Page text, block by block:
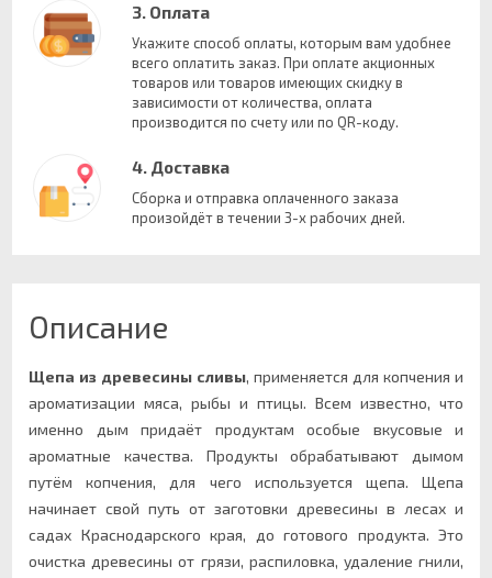
3. Оплата
Укажите способ оплаты, которым вам удобнее
всего оплатить заказ. При оплате акционных
товаров или товаров имеющих скидку в
зависимости от количества, оплата
производится по счету или по QR-коду.
4. Доставка
Сборка и отправка оплаченного заказа
произойдёт в течении 3-х рабочих дней.
Описание
Щепа из древесины сливы, применяется для копчения и
ароматизации мяса, рыбы и птицы. Всем известно, что
именно дым придаёт продуктам особые вкусовые и
ароматные качества. Продукты обрабатывают дымом
путём копчения, для чего используется щепа. Щепа
начинает свой путь от заготовки древесины в лесах и
садах Краснодарского края, до готового продукта. Это
очистка древесины от грязи, распиловка, удаление гнили,